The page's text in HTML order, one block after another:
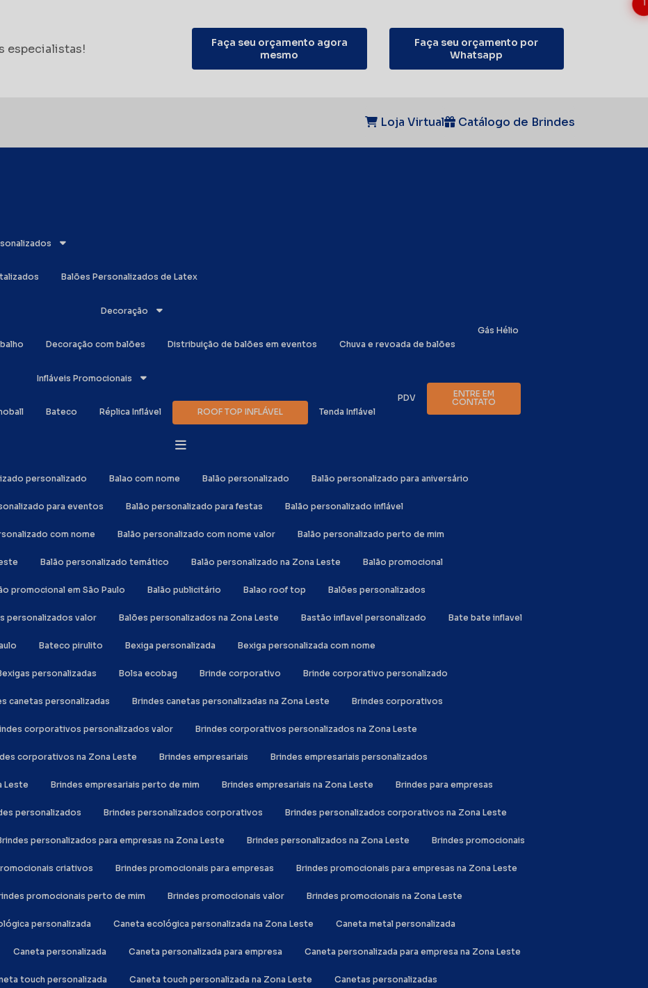
especialistas!
Faça seu orçamento agora
mesmo
Faça seu orçamento por
Whatsapp
Loja Virtual Catálogo de Brindes
Infláveis Promocionais
Bateco Réplica Inflável ROOF TOP INFLÁVEL Tenda Inflável
Decoração
Chuva e revoada de balões
Decoração com balões Distribuição de balões em eventos
Balões Personalizados de Latex
Gás Hélio
PDV
ENTRE EM
CONTATO
personalizado Balao com nome Balão personalizado Balão personalizado para aniversário
para eventos Balão personalizado para festas Balão personalizado inflável
com nome Balão personalizado com nome valor Balão personalizado perto de mim
Balão personalizado temático Balão personalizado na Zona Leste Balão promocional
promocional em São Paulo Balão publicitário Balao roof top Balões personalizados
personalizados valor Balões personalizados na Zona Leste Bastão inflavel personalizado Bate bate inflavel
Bateco pirulito Bexiga personalizada Bexiga personalizada com nome
Bexigas personalizadas Bolsa ecobag Brinde corporativo Brinde corporativo personalizado
canetas personalizadas Brindes canetas personalizadas na Zona Leste Brindes corporativos
corporativos personalizados valor Brindes corporativos personalizados na Zona Leste
corporativos na Zona Leste Brindes empresariais Brindes empresariais personalizados
Leste Brindes empresariais perto de mim Brindes empresariais na Zona Leste Brindes para empresas
personalizados Brindes personalizados corporativos Brindes personalizados corporativos na Zona Leste
Brindes personalizados para empresas na Zona Leste Brindes personalizados na Zona Leste Brindes promocionais
criativos Brindes promocionais para empresas Brindes promocionais para empresas na Zona Leste
promocionais perto de mim Brindes promocionais valor Brindes promocionais na Zona Leste
personalizada Caneta ecológica personalizada na Zona Leste Caneta metal personalizada
Caneta personalizada Caneta personalizada para empresa Caneta personalizada para empresa na Zona Leste
touch personalizada Caneta touch personalizada na Zona Leste Canetas personalizadas